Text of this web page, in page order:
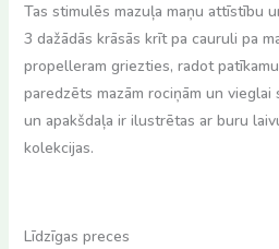
Tas stimulēs mazuļa maņu attīstību
3 dažādās krāsās krīt pa cauruli pa
propelleram griezties, radot
paredzēts mazām rociņām un vieglai
un apakšdaļa ir ilustrētas ar buru
kolekcijas.
Līdzīgas preces